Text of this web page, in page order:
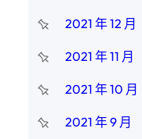
2021 年 12 月
2021 年 11 月
2021 年 10 月
2021 年 9 月